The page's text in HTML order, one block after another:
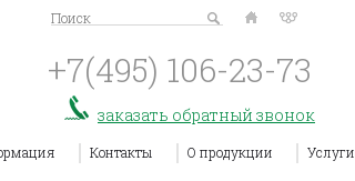
+7(495) 106-23-73
заказать обратный звонок
Поиск
Контакты О продукции Услуги